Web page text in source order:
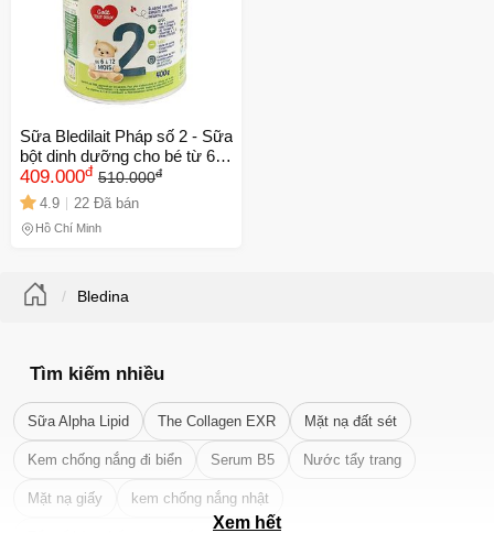
Sữa Bledilait Pháp số 2 - Sữa
bột dinh dưỡng cho bé từ 6-
12 tháng, hỗ trợ phát triển
toàn diện, dễ hấp thu, không
gây táo bón, hương vị thơm
ngon
409.000đ 510.000đ
4.9 22 Đã bán
Hồ Chí Minh
Bledina
Tìm kiếm nhiều
Sữa Alpha Lipid The Collagen EXR Mặt nạ đất sét
Kem chống nắng đi biển Serum B5 Nước tẩy trang
Mặt nạ giấy kem chống nắng nhật
Xem hết